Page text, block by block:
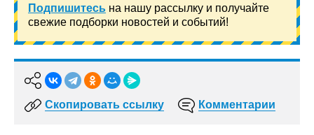
Подпишитесь на нашу рассылку и получайте
свежие подборки новостей и событий!
Скопировать ссылку Комментарии